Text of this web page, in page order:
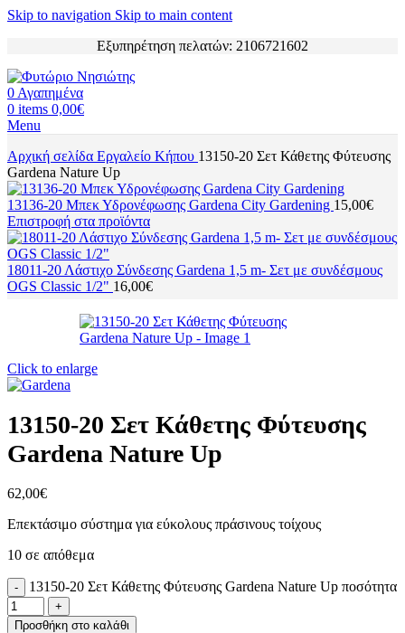
Skip to navigation Skip to main content
Εξυπηρέτηση πελατών: 2106721602
0 Αγαπημένα
0 items 0,00€
Menu
Αρχική σελίδα Εργαλείο Κήπου 13150-20 Σετ Κάθετης Φύτευσης
Gardena Nature Up
13136-20 Μπεκ Υδρονέφωσης Gardena City Gardening 15,00€
Επιστροφή στα προϊόντα
18011-20 Λάστιχο Σύνδεσης Gardena 1,5 m- Σετ με συνδέσμους
OGS Classic 1/2" 16,00€
Click to enlarge
13150-20 Σετ Κάθετης Φύτευσης
Gardena Nature Up
62,00€
Επεκτάσιμο σύστημα για εύκολους πράσινους τοίχους
10 σε απόθεμα
13150-20 Σετ Κάθετης Φύτευσης Gardena Nature Up ποσότητα
Προσθήκη στο καλάθι